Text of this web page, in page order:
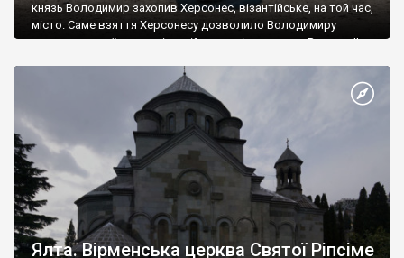
князь Володимир захопив Херсонес, візантійське, на той час,
місто. Саме взяття Херсонесу дозволило Володимиру
диктувати свої умови візантійському імператору Василю ІІ, та
Херсонесі Володимир-язичник, став Василем-християнином.
А потім було Хрещення Русі. На честь Херсонесу Таврійського
Ялта. Вірменська церква Святої Ріпсіме